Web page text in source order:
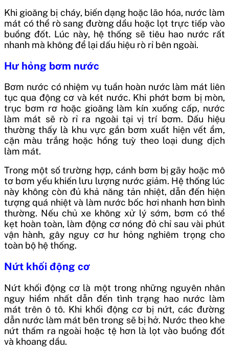
Khi gioăng bị cháy, biến dạng hoặc lão hóa, nước làm
mát có thể rò sang đường dầu hoặc lọt trực tiếp vào
buồng đốt. Lúc này, hệ thống sẽ tiêu hao nước rất
nhanh mà không để lại dấu hiệu rò rỉ bên ngoài.
Hư hỏng bơm nước
Bơm nước có nhiệm vụ tuần hoàn nước làm mát liên
tục qua động cơ và két nước. Khi phớt bơm bị mòn,
trục bơm rơ hoặc gioăng làm kín xuống cấp, nước
làm mát sẽ rò rỉ ra ngoài tại vị trí bơm. Dấu hiệu
thường thấy là khu vực gắn bơm xuất hiện vết ẩm,
cặn màu trắng hoặc hồng tuỳ theo loại dung dịch
làm mát.
Trong một số trường hợp, cánh bơm bị gãy hoặc mô
tơ bơm yếu khiến lưu lượng nước giảm. Hệ thống lúc
này không còn đủ khả năng tản nhiệt, dẫn đến hiện
tượng quá nhiệt và làm nước bốc hơi nhanh hơn bình
thường. Nếu chủ xe không xử lý sớm, bơm có thể
kẹt hoàn toàn, làm động cơ nóng đỏ chỉ sau vài phút
vận hành, gây nguy cơ hư hỏng nghiêm trọng cho
toàn bộ hệ thống.
Nứt khối động cơ
Nứt khối động cơ là một trong những nguyên nhân
nguy hiểm nhất dẫn đến tình trạng hao nước làm
mát trên ô tô. Khi khối động cơ bị nứt, các đường
dẫn nước làm mát bên trong sẽ bị hở. Nước theo khe
nứt thấm ra ngoài hoặc tệ hơn là lọt vào buồng đốt
và khoang dầu.